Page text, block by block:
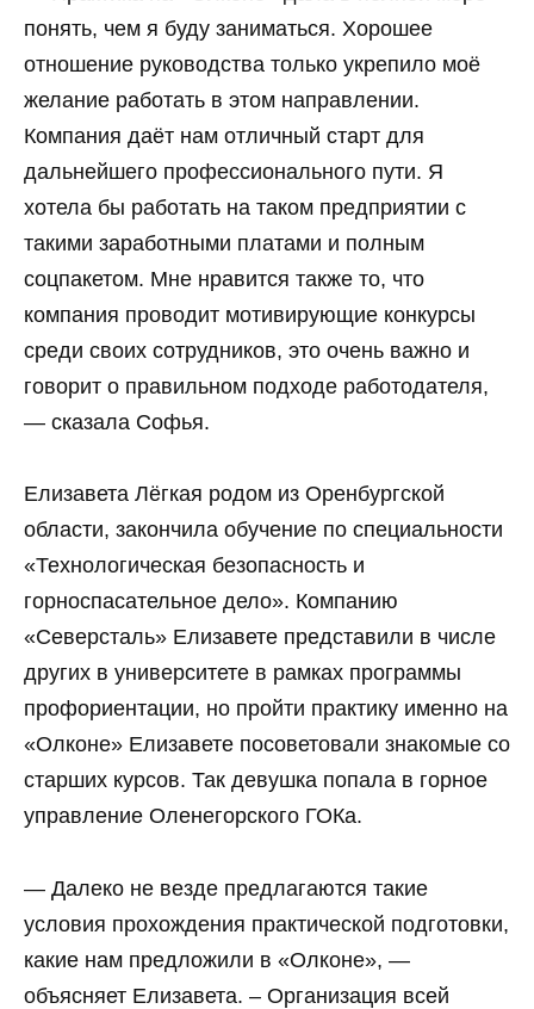
понять, чем я буду заниматься. Хорошее
отношение руководства только укрепило моё
желание работать в этом направлении.
Компания даёт нам отличный старт для
дальнейшего профессионального пути. Я
хотела бы работать на таком предприятии с
такими заработными платами и полным
соцпакетом. Мне нравится также то, что
компания проводит мотивирующие конкурсы
среди своих сотрудников, это очень важно и
говорит о правильном подходе работодателя,
— сказала Софья.
Елизавета Лёгкая родом из Оренбургской
области, закончила обучение по специальности
«Технологическая безопасность и
горноспасательное дело». Компанию
«Северсталь» Елизавете представили в числе
других в университете в рамках программы
профориентации, но пройти практику именно на
«Олконе» Елизавете посоветовали знакомые со
старших курсов. Так девушка попала в горное
управление Оленегорского ГОКа.
— Далеко не везде предлагаются такие
условия прохождения практической подготовки,
какие нам предложили в «Олконе», —
объясняет Елизавета. – Организация всей